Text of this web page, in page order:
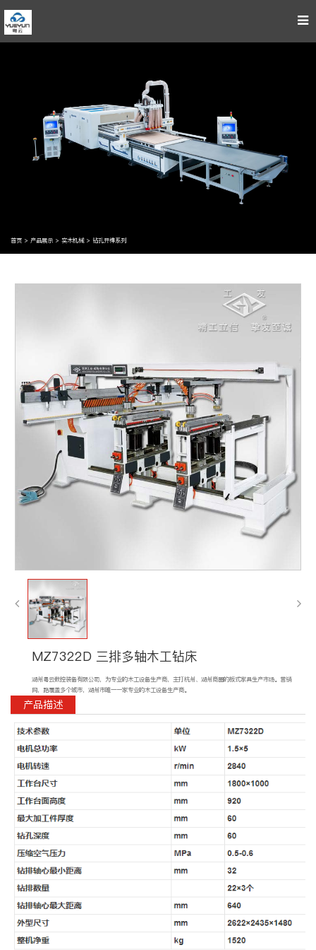
首页 > 产品展示 > 实木机械 > 钻孔开榫系列
MZ7322D 三排多轴木工钻床
湖州粤云数控装备有限公司，为专业的木工设备生产商，主打杭州、湖州商圈的板式家具生产市场。营销
网，路覆盖多个城市，湖州市唯一一家专业的木工设备生产商。
产品描述